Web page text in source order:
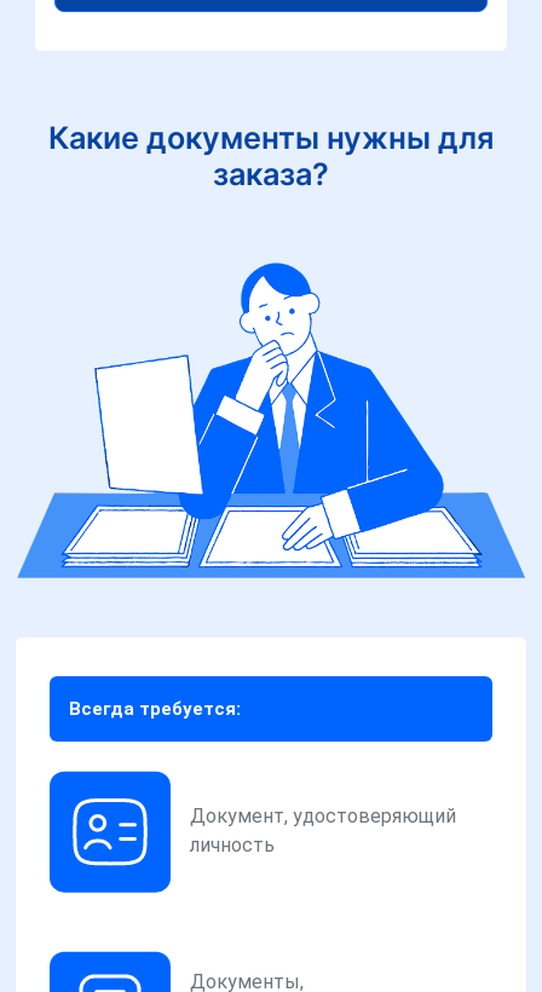
Какие документы нужны для
заказа?
Всегда требуется:
Документ, удостоверяющий
личность
Документы,